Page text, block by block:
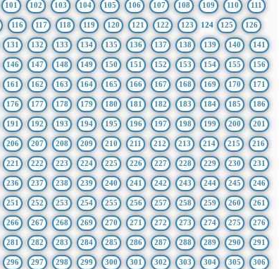
101 102 103 104 105 106 107 108 109 110 111
116 117 118 119 120 121 122 123 124 125 126
131 132 133 134 135 136 137 138 139 140 141
146 147 148 149 150 151 152 153 154 155 156
161 162 163 164 165 166 167 168 169 170 171
176 177 178 179 180 181 182 183 184 185 186
191 192 193 194 195 196 197 198 199 200 201
206 207 208 209 210 211 212 213 214 215 216
221 222 223 224 225 226 227 228 229 230 231
236 237 238 239 240 241 242 243 244 245 246
251 252 253 254 255 256 257 258 259 260 261
266 267 268 269 270 271 272 273 274 275 276
281 282 283 284 285 286 287 288 289 290 291
296 297 298 299 300 301 302 303 304 305 306